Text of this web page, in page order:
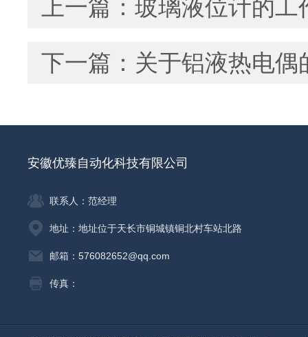
上一篇： 玻璃液位计的工
下一篇： 关于铝液热电
安徽优臻自动化科技有限公司
联系人：范经理
地址：地址位于天长市铜城镇铜北村车站北路
邮箱：576082652@qq.com
传真：